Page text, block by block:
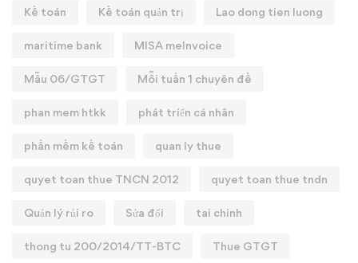
Kế toán Kế toán quản trị Lao dong tien luong
maritime bank MISA meInvoice
Mẫu 06/GTGT Mỗi tuần 1 chuyên đề
phan mem htkk phát triển cá nhân
phần mềm kế toán quan ly thue
quyet toan thue TNCN 2012 quyet toan thue tndn
Quản lý rủi ro Sửa đổi tai chinh
thong tu 200/2014/TT-BTC Thue GTGT